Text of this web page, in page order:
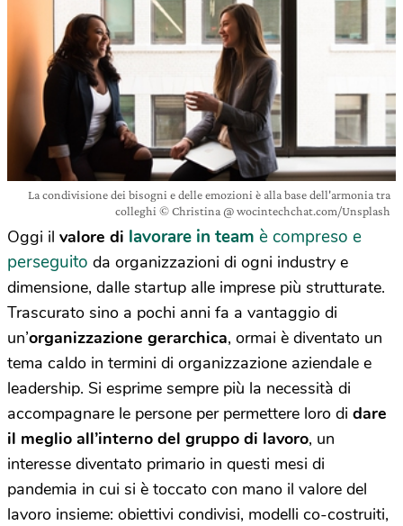
La condivisione dei bisogni e delle emozioni è alla base dell'armonia tra
colleghi © Christina @ wocintechchat.com/Unsplash
Oggi il valore di lavorare in team è compreso e
perseguito da organizzazioni di ogni industry e
dimensione, dalle startup alle imprese più strutturate.
Trascurato sino a pochi anni fa a vantaggio di
un’organizzazione gerarchica, ormai è diventato un
tema caldo in termini di organizzazione aziendale e
leadership. Si esprime sempre più la necessità di
accompagnare le persone per permettere loro di dare
il meglio all’interno del gruppo di lavoro, un
interesse diventato primario in questi mesi di
pandemia in cui si è toccato con mano il valore del
lavoro insieme: obiettivi condivisi, modelli co-costruiti,